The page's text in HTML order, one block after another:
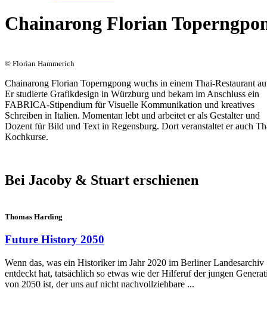
Chainarong Florian
© Florian Hammerich
Chainarong Florian Toperngpong wuchs in einem Thai-Restaurant
Er studierte Grafikdesign in Würzburg und bekam im Anschluss ein
FABRICA-Stipendium für Visuelle Kommunikation und kreatives
Schreiben in Italien. Momentan lebt und arbeitet er als Gestalter und
Dozent für Bild und Text in Regensburg. Dort veranstaltet er auch
Kochkurse.
Bei Jacoby & Stuart erschienen
Thomas Harding
Future History 2050
Wenn das, was ein Historiker im Jahr 2020 im Berliner Landesarchiv
entdeckt hat, tatsächlich so etwas wie der Hilferuf der jungen
von 2050 ist, der uns auf nicht nachvollziehbare ...